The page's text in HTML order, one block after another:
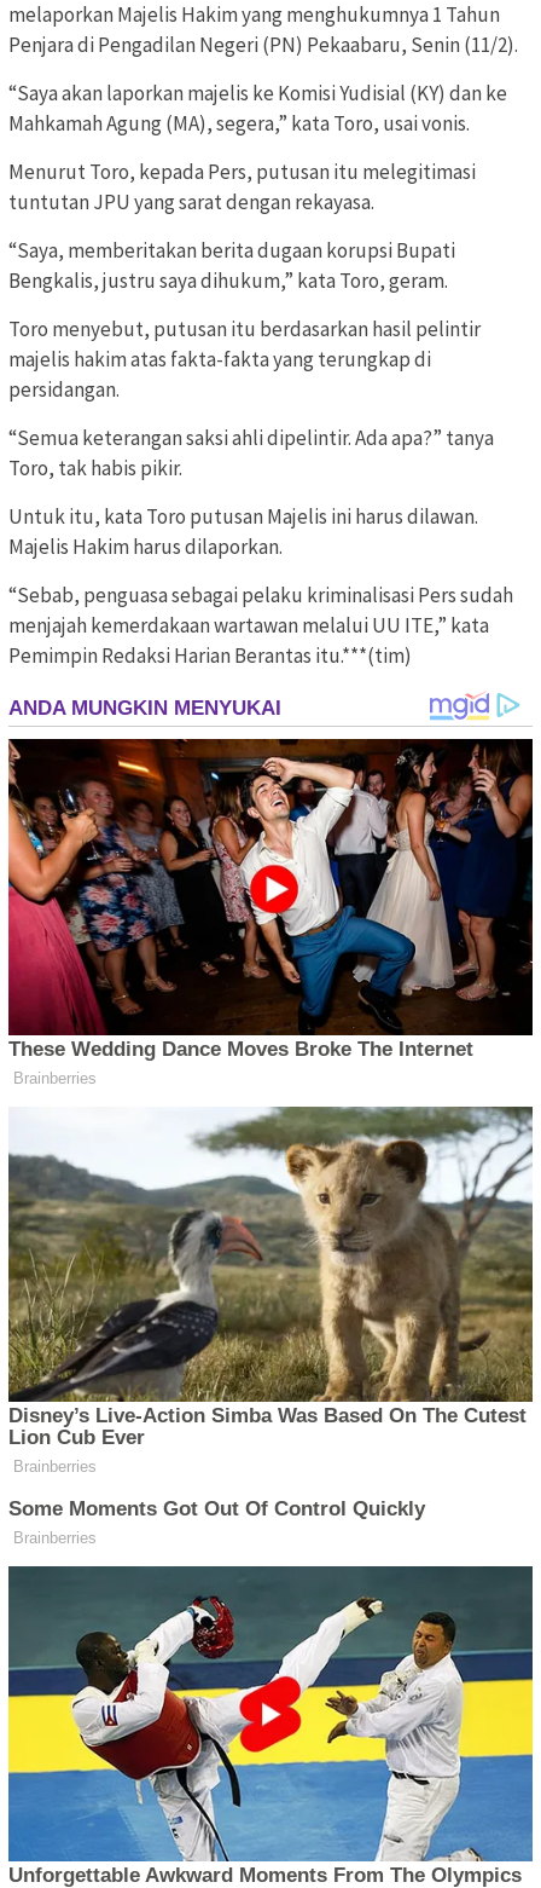
melaporkan Majelis Hakim yang menghukumnya 1 Tahun
Penjara di Pengadilan Negeri (PN) Pekaabaru, Senin (11/2).
“Saya akan laporkan majelis ke Komisi Yudisial (KY) dan ke
Mahkamah Agung (MA), segera,” kata Toro, usai vonis.
Menurut Toro, kepada Pers, putusan itu melegitimasi
tuntutan JPU yang sarat dengan rekayasa.
“Saya, memberitakan berita dugaan korupsi Bupati
Bengkalis, justru saya dihukum,” kata Toro, geram.
Toro menyebut, putusan itu berdasarkan hasil pelintir
majelis hakim atas fakta-fakta yang terungkap di
persidangan.
“Semua keterangan saksi ahli dipelintir. Ada apa?” tanya
Toro, tak habis pikir.
Untuk itu, kata Toro putusan Majelis ini harus dilawan.
Majelis Hakim harus dilaporkan.
“Sebab, penguasa sebagai pelaku kriminalisasi Pers sudah
menjajah kemerdakaan wartawan melalui UU ITE,” kata
Pemimpin Redaksi Harian Berantas itu.***(tim)